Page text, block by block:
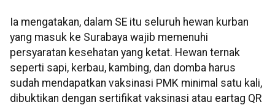
Ia mengatakan, dalam SE itu seluruh hewan kurban
yang masuk ke Surabaya wajib memenuhi
persyaratan kesehatan yang ketat. Hewan ternak
seperti sapi, kerbau, kambing, dan domba harus
sudah mendapatkan vaksinasi PMK minimal satu kali,
dibuktikan dengan sertifikat vaksinasi atau eartag QR